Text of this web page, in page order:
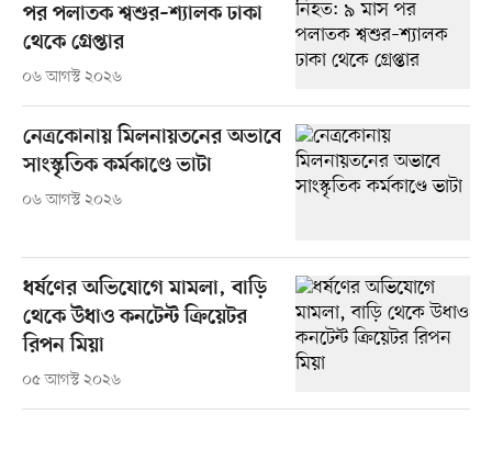
পর পলাতক শ্বশুর–শ্যালক ঢাকা
থেকে গ্রেপ্তার
০৬ আগস্ট ২০২৬
নেত্রকোনায় মিলনায়তনের অভাবে
সাংস্কৃতিক কর্মকাণ্ডে ভাটা
০৬ আগস্ট ২০২৬
ধর্ষণের অভিযোগে মামলা, বাড়ি
থেকে উধাও কনটেন্ট ক্রিয়েটর
রিপন মিয়া
০৫ আগস্ট ২০২৬